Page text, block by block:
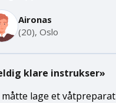
Aironas
(20), Oslo
klare instrukser»
måtte lage et